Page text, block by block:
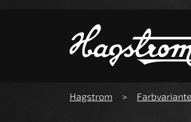
Hagstrom